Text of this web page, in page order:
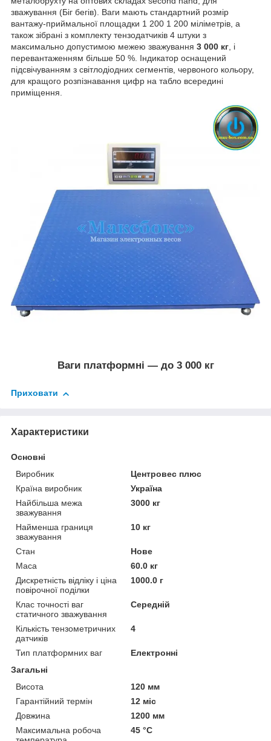
зважування (Біг бегів). Ваги мають стандартний розмір
вантажу-приймальної площадки 1 200 1 200 міліметрів, а
також зібрані з комплекту тензодатчиків 4 штуки з
максимально допустимою межею зважування 3 000 кг, і
перевантаженням більше 50 %. Індикатор оснащений
підсвічуванням з світлодіодних сегментів, червоного кольору,
для кращого розпізнавання цифр на табло всередині
приміщення.
Ваги платформні — до 3 000 кг
Приховати
Характеристики
Основні
Виробник
Центровес плюс
Країна виробник
Україна
Найбільша межа
зважування
3000 кг
Найменша границя
зважування
10 кг
Стан
Нове
Маса
60.0 кг
Дискретність відліку і ціна
повірочної поділки
1000.0 г
Клас точності ваг
статичного зважування
Середній
Кількість тензометричних
датчиків
4
Тип платформних ваг
Електронні
Загальні
Висота
120 мм
Гарантійний термін
12 міс
Довжина
1200 мм
Максимальна робоча
45 °С